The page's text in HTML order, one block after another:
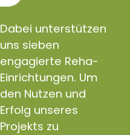
Dabei unterstützen
uns sieben
engagierte Reha-
Einrichtungen. Um
den Nutzen und
Erfolg unseres
Projekts zu